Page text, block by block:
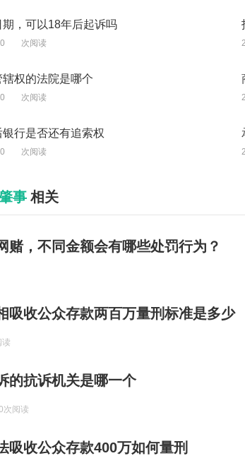
，可以18年后起诉吗
次阅读
权的法院是哪个
次阅读
行是否还有追索权
次阅读
事 相关
赌，不同金额会有哪些处罚行为？
吸收公众存款两百万量刑标准是多少
读
的抗诉机关是哪一个
次阅读
吸收公众存款400万如何量刑